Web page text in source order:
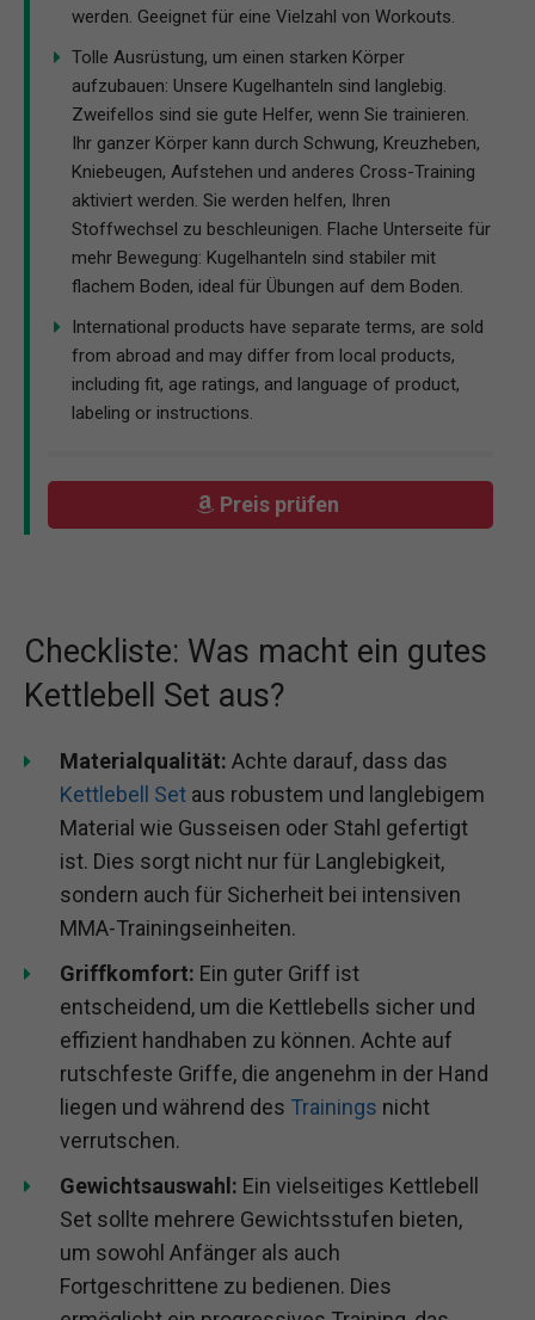
werden. Geeignet für eine Vielzahl von Workouts.
Tolle Ausrüstung, um einen starken Körper
aufzubauen: Unsere Kugelhanteln sind langlebig.
Zweifellos sind sie gute Helfer, wenn Sie trainieren.
Ihr ganzer Körper kann durch Schwung, Kreuzheben,
Kniebeugen, Aufstehen und anderes Cross-Training
aktiviert werden. Sie werden helfen, Ihren
Stoffwechsel zu beschleunigen. Flache Unterseite für
mehr Bewegung: Kugelhanteln sind stabiler mit
flachem Boden, ideal für Übungen auf dem Boden.
International products have separate terms, are sold
from abroad and may differ from local products,
including fit, age ratings, and language of product,
labeling or instructions.
Preis prüfen
Checkliste: Was macht ein gutes
Kettlebell Set aus?
Materialqualität: Achte darauf, dass das
Kettlebell Set aus robustem und langlebigem
Material wie Gusseisen oder Stahl gefertigt
ist. Dies sorgt nicht nur für Langlebigkeit,
sondern auch für Sicherheit bei intensiven
MMA-Trainingseinheiten.
Griffkomfort: Ein guter Griff ist
entscheidend, um die Kettlebells sicher und
effizient handhaben zu können. Achte auf
rutschfeste Griffe, die angenehm in der Hand
liegen und während des Trainings nicht
verrutschen.
Gewichtsauswahl: Ein vielseitiges Kettlebell
Set sollte mehrere Gewichtsstufen bieten,
um sowohl Anfänger als auch
Fortgeschrittene zu bedienen. Dies